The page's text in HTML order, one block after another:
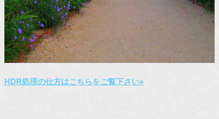
HDR処理の仕方はこちらをご覧下さい»